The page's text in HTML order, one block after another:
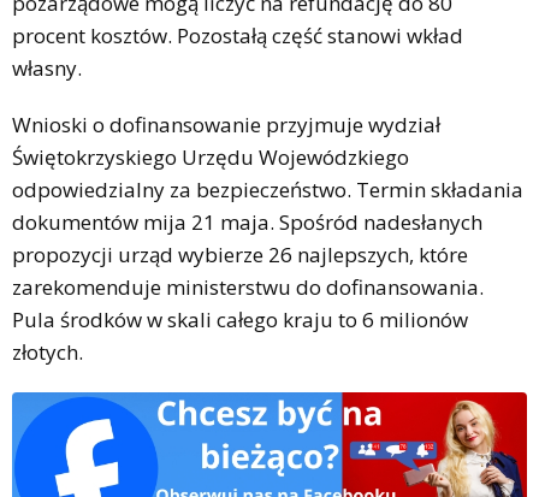
procent kosztów. Pozostałą część stanowi wkład
własny.
Wnioski o dofinansowanie przyjmuje wydział
Świętokrzyskiego Urzędu Wojewódzkiego
odpowiedzialny za bezpieczeństwo. Termin składania
dokumentów mija 21 maja. Spośród nadesłanych
propozycji urząd wybierze 26 najlepszych, które
zarekomenduje ministerstwu do dofinansowania.
Pula środków w skali całego kraju to 6 milionów
złotych.